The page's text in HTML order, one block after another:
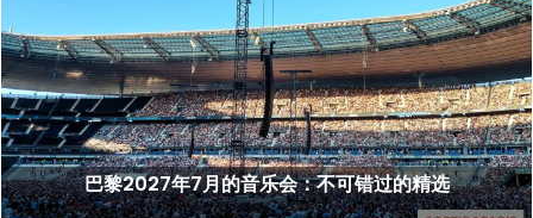
巴黎2027年7月的音乐会：不可错过的精选